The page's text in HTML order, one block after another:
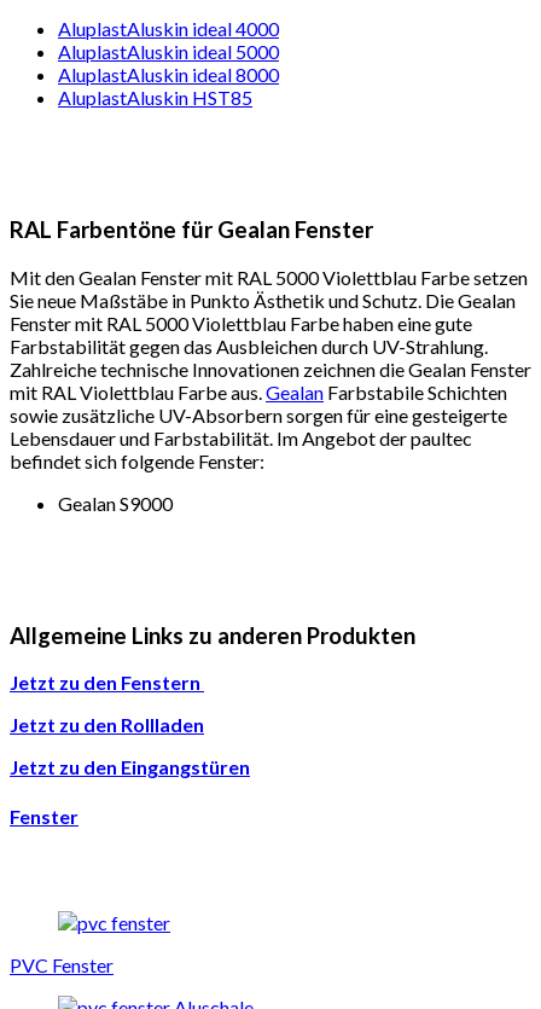
AluplastAluskin ideal 4000
AluplastAluskin ideal 5000
AluplastAluskin ideal 8000
AluplastAluskin HST85
RAL Farbentöne für Gealan Fenster
Mit den Gealan Fenster mit RAL 5000 Violettblau Farbe setzen
Sie neue Maßstäbe in Punkto Ästhetik und Schutz. Die Gealan
Fenster mit RAL 5000 Violettblau Farbe haben eine gute
Farbstabilität gegen das Ausbleichen durch UV-Strahlung.
Zahlreiche technische Innovationen zeichnen die Gealan Fenster
mit RAL Violettblau Farbe aus.Gealan Farbstabile Schichten
sowie zusätzliche UV-Absorbern sorgen für eine gesteigerte
Lebensdauer und Farbstabilität. Im Angebot der paultec
befindet sich folgende Fenster:
Gealan S9000
Allgemeine Links zu anderen Produkten
Jetzt zu den Fenstern
Jetzt zu den Rollladen
Jetzt zu den Eingangstüren
Fenster
PVC Fenster